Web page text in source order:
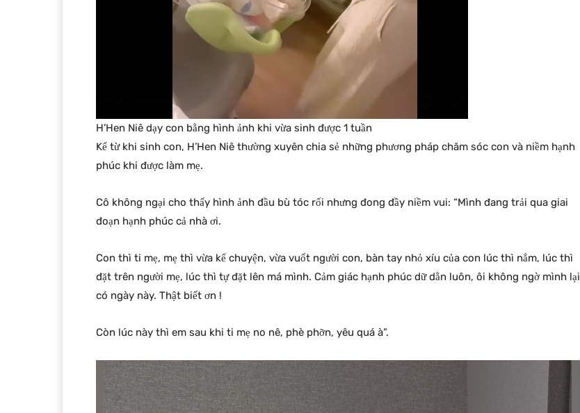
H’Hen Niê dạy con bằng hình ảnh khi vừa sinh được 1 tuần
Kể từ khi sinh con, H’Hen Niê thường xuyên chia sẻ những phương pháp chăm sóc con và niềm hạnh
phúc khi được làm mẹ.
Cô không ngại cho thấy hình ảnh đầu bù tóc rối nhưng đong đầy niềm vui: “Mình đang trải qua giai
đoạn hạnh phúc cả nhà ơi.
Con thì ti mẹ, mẹ thì vừa kể chuyện, vừa vuốt người con, bàn tay nhỏ xíu của con lúc thì nắm, lúc thì
đặt trên người mẹ, lúc thì tự đặt lên má mình. Cảm giác hạnh phúc dữ dằn luôn, ôi không ngờ mình lại
có ngày này. Thật biết ơn !
Còn lúc này thì em sau khi ti mẹ no nê, phè phỡn, yêu quá à”.